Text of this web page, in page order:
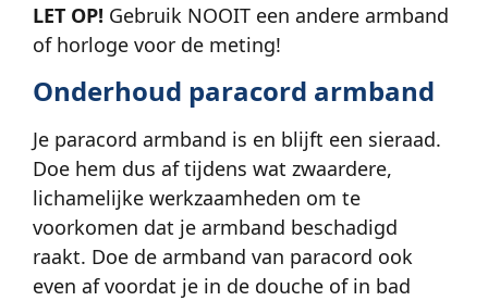
LET OP! Gebruik NOOIT een andere armband
of horloge voor de meting!
Onderhoud paracord armband
Je paracord armband is en blijft een sieraad.
Doe hem dus af tijdens wat zwaardere,
lichamelijke werkzaamheden om te
voorkomen dat je armband beschadigd
raakt. Doe de armband van paracord ook
even af voordat je in de douche of in bad